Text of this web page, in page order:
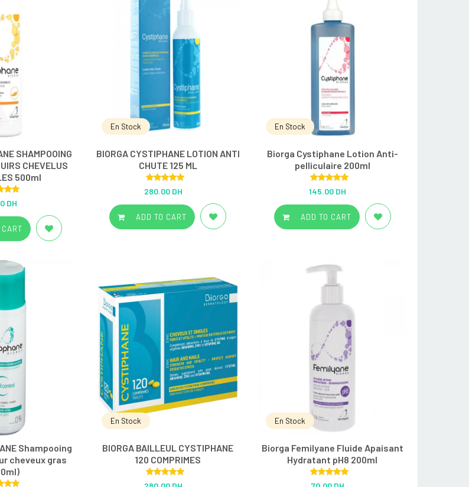
SHAMPOOING
CHEVELUS
500ml
of 5
DH
En Stock
BIORGA CYSTIPHANE LOTION ANTI
CHUTE 125 ML
out of 5
280.00 DH
ADD TO CART
En Stock
Biorga Cystiphane Lotion Anti-
pelliculaire 200ml
out of 5
145.00 DH
ADD TO CART
Shampooing
cheveux gras
En Stock
BIORGA BAILLEUL CYSTIPHANE
120 COMPRIMES
Rated 5.00
En Stock
Biorga Femilyane Fluide Apaisant
Hydratant pH8 200ml
Rated5.00